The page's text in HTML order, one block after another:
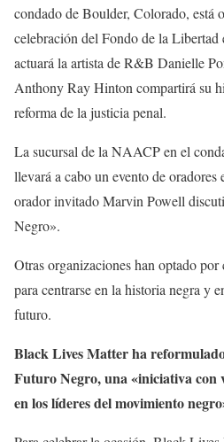
condado de Boulder, Colorado, está
celebración del Fondo de la Libertad
actuará la artista de R&B Danielle
Anthony Ray Hinton compartirá su
reforma de la justicia penal.
La sucursal de la NAACP en el
llevará a cabo un evento de oradores
orador invitado Marvin Powell
Negro».
Otras organizaciones han optado
para centrarse en la historia negra y
futuro.
Black Lives Matter ha
Futuro Negro, una «iniciativa
en los líderes del movimiento